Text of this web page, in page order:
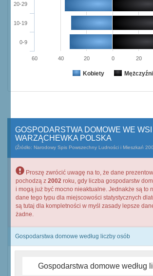
Kobiety Mężczyźni
0-9
10-19
20-29
60 40 20 0 20
GOSPODARSTWA DOMOWE WE WSI
WARZĄCHEWKA POLSKA
(Źródło: Narodowy Spis Powszechny Ludności i Mieszkań
Proszę zwrócić uwagę na to, że dane
pochodzą z 2002 roku, gdy liczba gospodarstw
i mogą już być mocno nieaktualne. Jednakże są to
dane tego typu dla miejscowości statystycznych
są tutaj dla kompletności w myśl zasady lepsze
żadne.
Gospodarstwa domowe według liczby osób
Gospodarstwa domowe według